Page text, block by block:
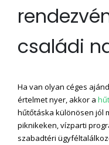
családi
Ha van olyan céges
értelmet nyer, akkor a
hűtőtáska különösen jól
piknikeken, vízparti
szabadtéri